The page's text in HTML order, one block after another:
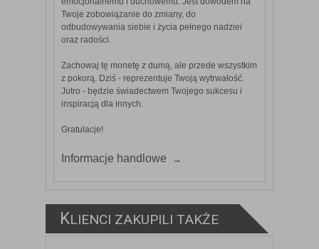
Twoje zobowiązanie do zmiany, do
odbudowywania siebie i życia pełnego nadziei
oraz radości.
Zachowaj tę monetę z dumą, ale przede wszystkim
z pokorą. Dziś - reprezentuje Twoją wytrwałość.
Jutro - będzie świadectwem Twojego sukcesu i
inspiracją dla innych.
Gratulacje!
Informacje handlowe
KLIENCI ZAKUPILI TAKŻE